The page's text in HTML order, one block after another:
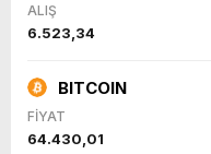
ALIŞ
6.523,34
BITCOIN
FİYAT
64.430,01